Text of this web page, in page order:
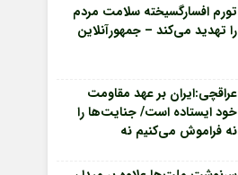
تورم افسارگسیخته سلامت مردم
را تهدید می‌کند – جمهورآنلاین
عراقچی:ایران بر عهد مقاومت
خود ایستاده است/ جنایت‌ها را
نه فراموش می‌کنیم نه